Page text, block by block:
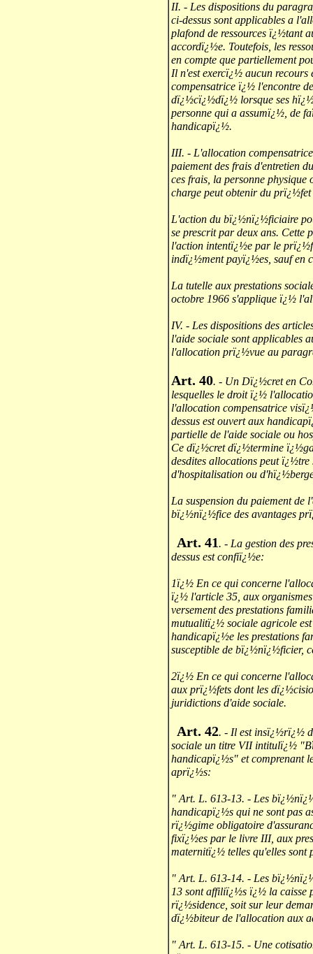
II. - Les dispositions du
ci-dessus sont applicables a
plafond de ressources ï¿½tant
accordï¿½e. Toutefois, les
en compte que partiellement
Il n'est exercï¿½ aucun
compensatrice ï¿½ l'encontre
dï¿½cï¿½dï¿½ lorsque ses
personne qui a assumï¿½, de
handicapï¿½.
III. - L'allocation
paiement des frais d'entretien
ces frais, la personne
charge peut obtenir du
L'action du bï¿½nï¿½ficiaire
se prescrit par deux ans.
l'action intentï¿½e par le
indï¿½ment payï¿½es, sauf en
La tutelle aux prestations
octobre 1966 s'applique ï¿½
IV. - Les dispositions des
l'aide sociale sont applicables
l'allocation prï¿½vue au
Art. 40. - Un Dï¿½cret en
lesquelles le droit ï¿½
l'allocation compensatrice
dessus est ouvert aux
partielle de l'aide sociale ou
Ce dï¿½cret dï¿½termine
desdites allocations peut ï¿½tre
d'hospitalisation ou
La suspension du paiement
bï¿½nï¿½fice des avantages
Art. 41. - La gestion des
dessus est confiï¿½e:
1ï¿½ En ce qui concerne
ï¿½ l'article 35, aux
versement des prestations
mutualitï¿½ sociale agricole
handicapï¿½e les prestations
susceptible de bï¿½nï¿½ficier,
2ï¿½ En ce qui concerne
aux prï¿½fets dont les
juridictions d'aide sociale.
Art. 42. - Il est insï¿½rï¿½
sociale un titre VII intitulï¿½
handicapï¿½s" et comprenant
aprï¿½s:
" Art. L. 613-13. - Les
handicapï¿½s qui ne sont pas
rï¿½gime obligatoire
fixï¿½es par le livre III, aux
maternitï¿½ telles qu'elles sont
" Art. L. 613-14. - Les
13 sont affiliï¿½s ï¿½ la caisse
rï¿½sidence, soit sur leur
dï¿½biteur de l'allocation aux
" Art. L. 613-15. - Une